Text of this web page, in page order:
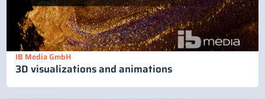
IB Media GmbH
3D visualizations and animations